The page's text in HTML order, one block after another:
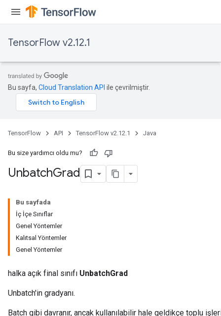
TensorFlow v2.12.1
Bu sayfa, Cloud Translation API ile çevrilmiştir.
TensorFlow API TensorFlow v2.12.1 Java
Bu size yardımcı oldu mu?
UnbatchGrad
Bu sayfada
İç İçe Sınıflar
Genel Yöntemler
Kalıtsal Yöntemler
Genel Yöntemler
halka açık final sınıfı UnbatchGrad
Unbatch'in gradyanı.
Batch gibi davranır, ancak kullanılabilir hale geldikçe toplu